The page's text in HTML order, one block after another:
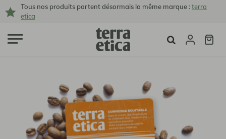
Tous nos produits portent désormais la même marque :terra
etica